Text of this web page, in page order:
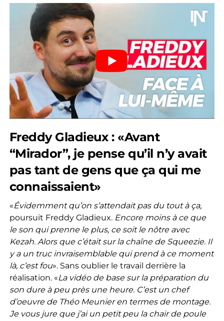
Freddy Gladieux : «Avant
“Mirador”, je pense qu’il n’y avait
pas tant de gens que ça qui me
connaissaient»
«Évidemment qu’on s’attendait pas du tout à ça,
poursuit Freddy Gladieux. Encore moins à ce que
le son qui prenne le plus, ce soit le nôtre avec
Kezah. Alors que c’était sur la chaîne de Squeezie. Il
y a un truc invraisemblable qui prend à ce moment
là, c’est fou». Sans oublier le travail derrière la
réalisation. «La vidéo de base sur la préparation du
son dure à peu près une heure. C’est un chef
d’oeuvre de Théo Meunier en termes de montage.
Je vous jure que j’ai un petit peu la chair de poule